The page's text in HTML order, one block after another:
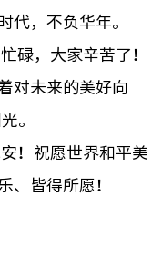
代，不负华年。
碌，大家辛苦了！
对未来的美好向
。
！祝愿世界和平美
、皆得所愿！